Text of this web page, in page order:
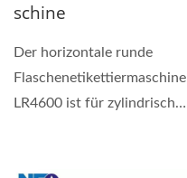
Schine
Der horizontale runde
Flaschenetikettiermaschine
LR4600 ist für zylindrische